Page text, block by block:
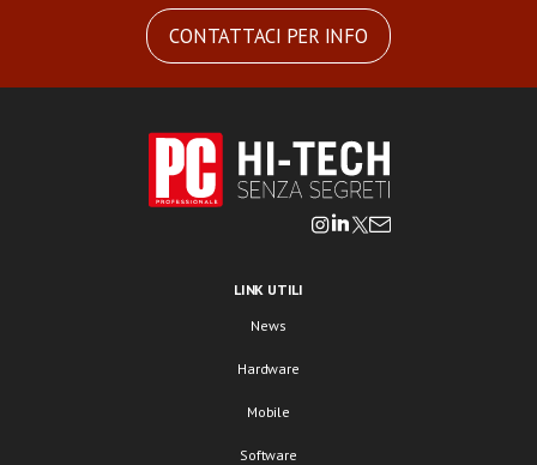
CONTATTACI PER INFO
LINK UTILI
News
Hardware
Mobile
Software